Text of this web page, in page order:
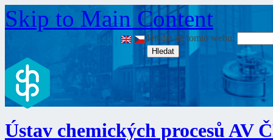
Skip to Main Content
RSS Hledat na tomto webu:
Ústav chemických procesů AV